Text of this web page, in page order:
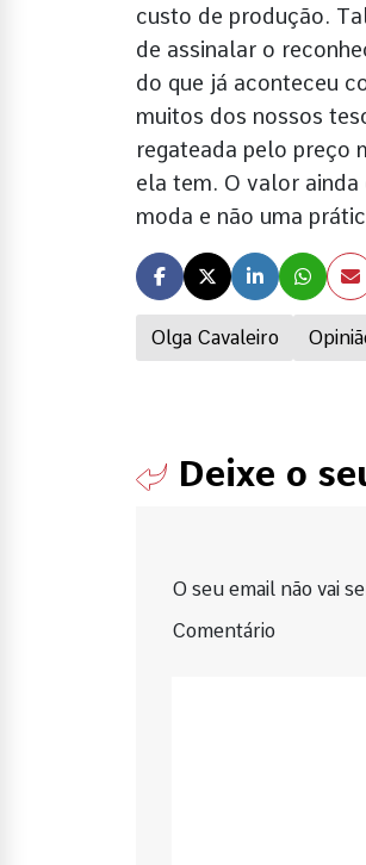
Olga Cavaleiro
custo de produção.
de assinalar o
do que já aconteceu
muitos dos nossos
regateada pelo preço
ela tem. O valor
moda e não uma
Deixe o
O seu email não vai
Comentário